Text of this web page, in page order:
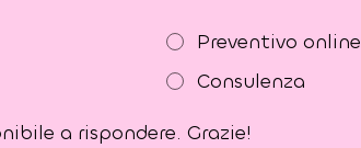
Preventivo online
Consulenza
a rispondere. Grazie!